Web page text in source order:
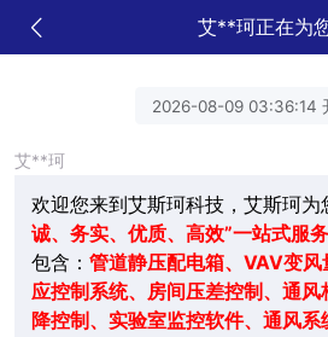
艾**珂正在为
2026-08-09 03:36:14
艾**珂
欢迎您来到艾斯珂科技，艾斯珂为
诚、务实、优质、高效”一站式服务
包含： 管道静压配电箱、VAV变风
应控制系统、房间压差控制、通风
降控制、实验室监控软件、通风系